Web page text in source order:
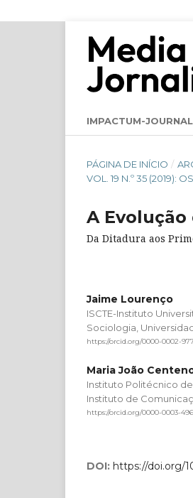
IMPACTUM-
PÁGINA DE INÍCIO /
VOL. 19 N.º 35 (2019):
A
Da Ditadura aos
Jaime Lourenço
ISCTE-Instituto
Sociologia,
https://orcid.org/0000-0002-
Maria João
Instituto Politécnico
Instituto de
https://orcid.org/0000-0003-
DOI: https://doi.org/